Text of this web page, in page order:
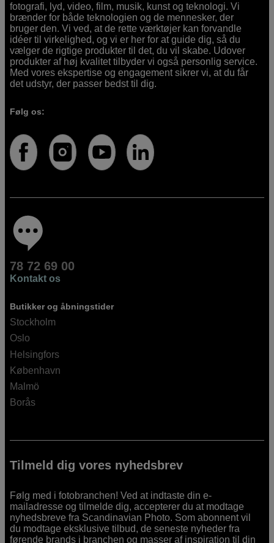
fotografi, lyd, video, film, musik, kunst og teknologi. Vi
brænder for både teknologien og de mennesker, der
bruger den. Vi ved, at de rette værktøjer kan forvandle
idéer til virkelighed, og vi er her for at guide dig, så du
vælger de rigtige produkter til det, du vil skabe. Udover
produkter af høj kvalitet tilbyder vi også personlig service.
Med vores ekspertise og engagement sikrer vi, at du får
det udstyr, der passer bedst til dig.
Følg os:
78 72 69 00
Kontakt os
Butikker og åbningstider
Stockholm
Oslo
Helsingfors
København
Malmö
Borås
Tilmeld dig vores nyhedsbrev
Følg med i fotobranchen! Ved at indtaste din e-
mailadresse og tilmelde dig, accepterer du at modtage
nyhedsbreve fra Scandinavian Photo. Som abonnent vil
du modtage eksklusive tilbud, de seneste nyheder fra
førende brands i branchen og masser af inspiration til din